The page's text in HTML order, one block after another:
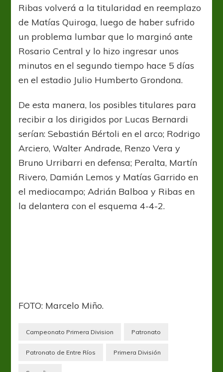
Ribas volverá a la titularidad en reemplazo
de Matías Quiroga, luego de haber sufrido
un problema lumbar que lo marginó ante
Rosario Central y lo hizo ingresar unos
minutos en el segundo tiempo hace 5 días
en el estadio Julio Humberto Grondona.
De esta manera, los posibles titulares para
recibir a los dirigidos por Lucas Bernardi
serían: Sebastián Bértoli en el arco; Rodrigo
Arciero, Walter Andrade, Renzo Vera y
Bruno Urribarri en defensa; Peralta, Martín
Rivero, Damián Lemos y Matías Garrido en
el mediocampo; Adrián Balboa y Ribas en
la delantera con el esquema 4-4-2.
FOTO: Marcelo Miño.
Campeonato Primera Division Patronato
Patronato de Entre Ríos Primera División